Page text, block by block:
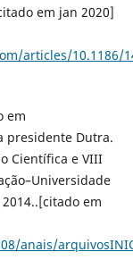
em jan 2020]
articles/10.1186/
em
presidente Dutra.
Científica e VIII
2014..[citado em
anais/